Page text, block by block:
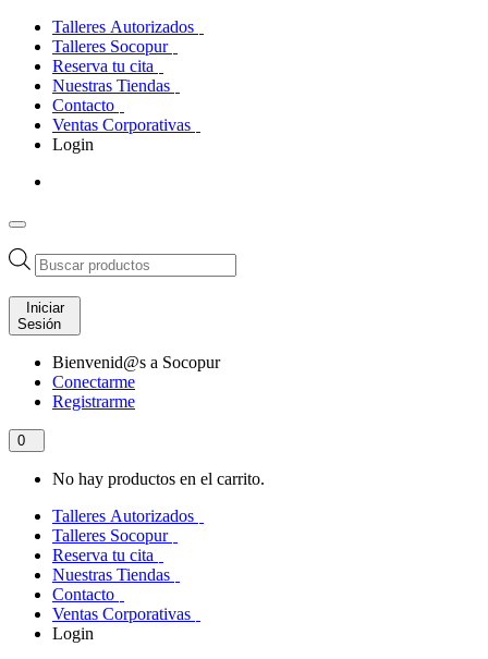
Talleres Autorizados
Talleres Socopur
Reserva tu cita
Nuestras Tiendas
Contacto
Ventas Corporativas
Login
Búsqueda
de
productos
Iniciar
Sesión
Bienvenid@s a Socopur
Conectarme
Registrarme
0
No hay productos en el carrito.
Talleres Autorizados
Talleres Socopur
Reserva tu cita
Nuestras Tiendas
Contacto
Ventas Corporativas
Login